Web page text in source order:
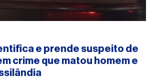
e prende suspeito de
crime que matou homem e